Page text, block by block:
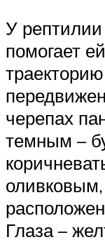
У
помогает
черепах
темным –
Глаза –